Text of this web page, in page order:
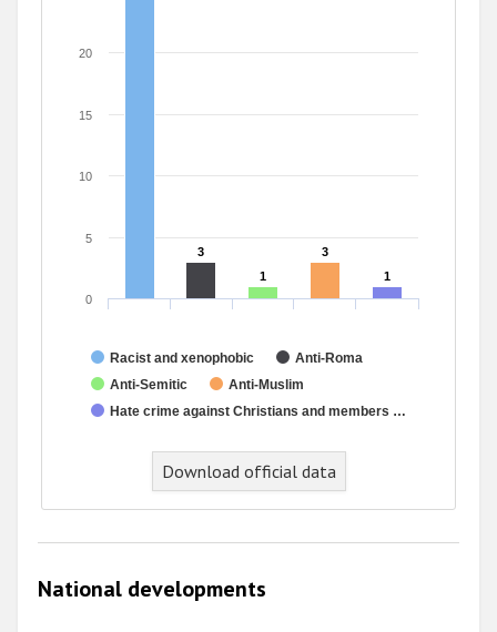
3
3
1
1
3
3
1
1
Racist and xenophobic
Anti-Roma
Anti-Semitic
Anti-Muslim
Hate crime against Christians and members …
0
5
10
15
20
Download official data
National developments